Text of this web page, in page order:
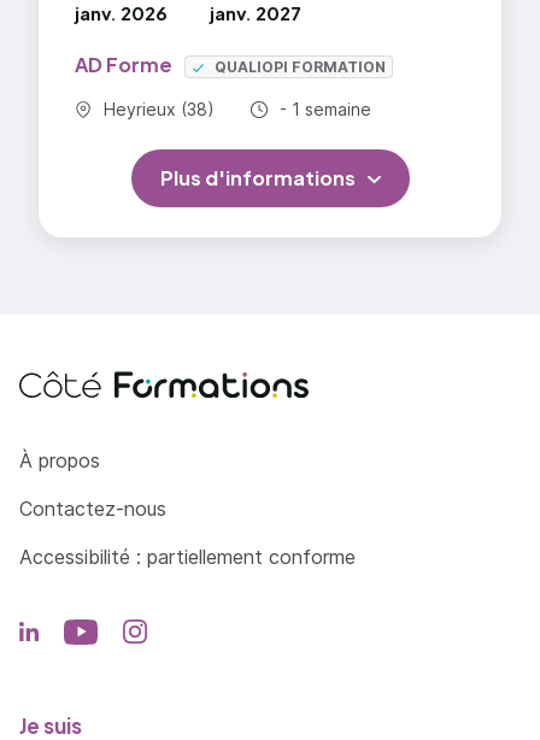
janv. 2026 janv. 2027
AD Forme QUALIOPI FORMATION
Commune :
Heyrieux (38) Durée totale :
- 1 semaine
Plus d'informations
Côté Formations
À propos
Contactez-nous
Accessibilité : partiellement conforme
Je suis